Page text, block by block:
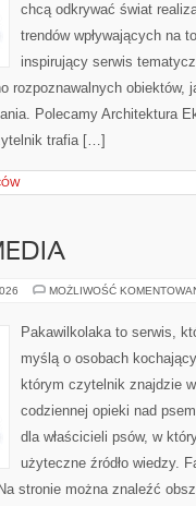
chcą odkrywać świat
trendów wpływających na
inspirujący serwis
rozpoznawalnych obiektów,
Polecamy Architektura
trafia […]
MOŻLIWOŚĆ
Pakawilkolaka to serwis,
myślą o osobach
którym czytelnik znajdzie
codziennej opieki nad
dla właścicieli psów, w
użyteczne źródło wiedzy.
stronie można znaleźć